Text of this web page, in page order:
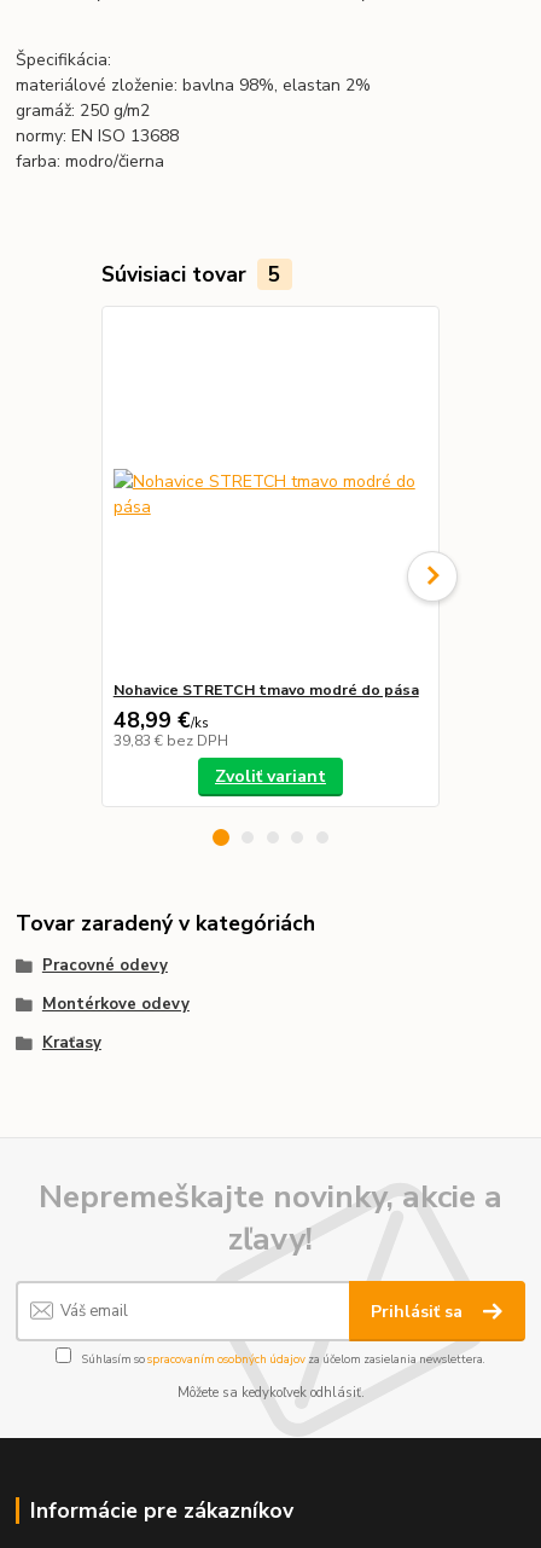
Špecifikácia:
materiálové zloženie: bavlna 98%, elastan 2%
gramáž: 250 g/m2
normy: EN ISO 13688
farba: modro/čierna
Súvisiaci tovar 5
Nohavice STRETCH tmavo modré do pása
48,99 €/ks
39,83 € bez DPH
Zvoliť variant
Tovar zaradený v kategóriách
Pracovné odevy
Montérkove odevy
Kraťasy
Nepremeškajte novinky, akcie a
zľavy!
Prihlásiť sa
Súhlasím sospracovaním osobných údajov za účelom zasielania newslettera.
Môžete sa kedykoľvek odhlásiť.
Informácie pre zákazníkov